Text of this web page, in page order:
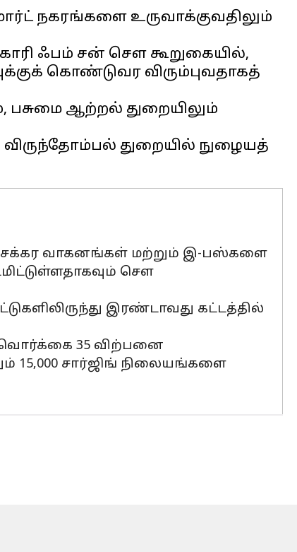
நகரங்களை உருவாக்குவதிலும்
ஃபம் சன் சௌ கூறுகையில்,
கொண்டுவர விரும்புவதாகத்
பசுமை ஆற்றல் துறையிலும்
விருந்தோம்பல் துறையில் நுழையத்
சக்கர வாகனங்கள் மற்றும் இ-பஸ்களை
சௌ
இரண்டாவது கட்டத்தில்
35 விற்பனை
15,000 சார்ஜிங் நிலையங்களை